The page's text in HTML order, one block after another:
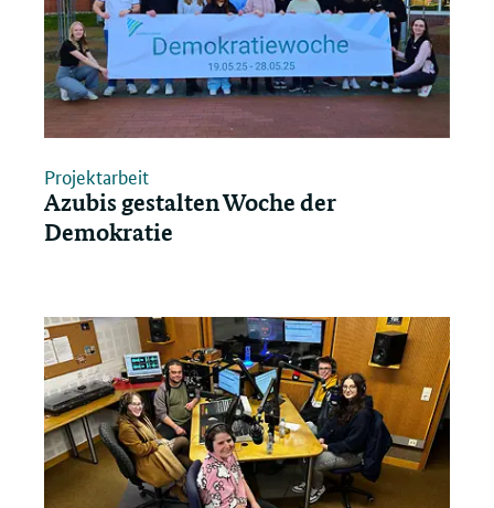
Projektarbeit
Azubis gestalten Woche der
Demokratie